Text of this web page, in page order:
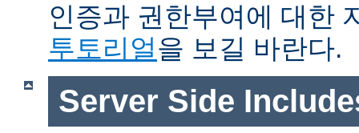
인증과 권한부여에 대한
투토리얼을 보길 바란다.
Server Side